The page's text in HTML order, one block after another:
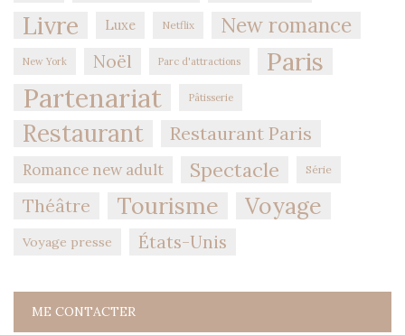
Livre
Luxe Netflix New romance
New York Noël Parc d'attractions Paris
Partenariat Pâtisserie
Restaurant Restaurant Paris
Romance new adult Spectacle Série
Théâtre Tourisme Voyage
Voyage presse États-Unis
ME CONTACTER